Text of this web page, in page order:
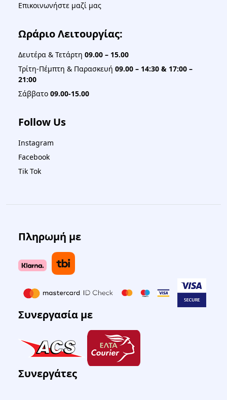
Επικοινωνήστε μαζί μας
Ωράριο Λειτουργίας:
Δευτέρα & Τετάρτη 09.00 – 15.00
Τρίτη-Πέμπτη & Παρασκευή 09.00 – 14:30 & 17:00 –
21:00
Σάββατο 09.00-15.00
Follow Us
Instagram
Facebook
Tik Tok
Πληρωμή με
Συνεργασία με
Συνεργάτες